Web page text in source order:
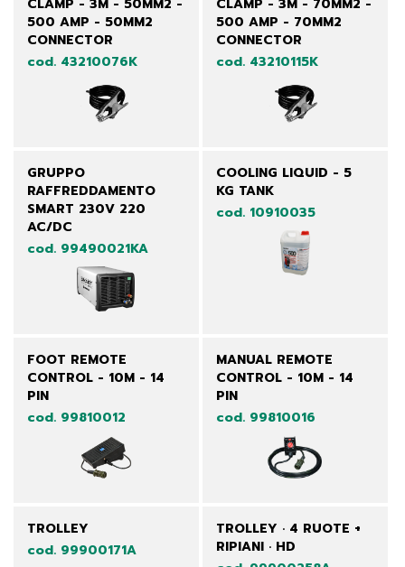
CLAMP - 3M - 50MM2 -
500 AMP - 50MM2
CONNECTOR
cod. 43210076K
CLAMP - 3M - 70MM2 -
500 AMP - 70MM2
CONNECTOR
cod. 43210115K
GRUPPO
RAFFREDDAMENTO
SMART 230V 220
AC/DC
cod. 99490021KA
COOLING LIQUID - 5
KG TANK
cod. 10910035
FOOT REMOTE
CONTROL - 10M - 14
PIN
cod. 99810012
MANUAL REMOTE
CONTROL - 10M - 14
PIN
cod. 99810016
TROLLEY
cod. 99900171A
TROLLEY · 4 RUOTE +
RIPIANI · HD